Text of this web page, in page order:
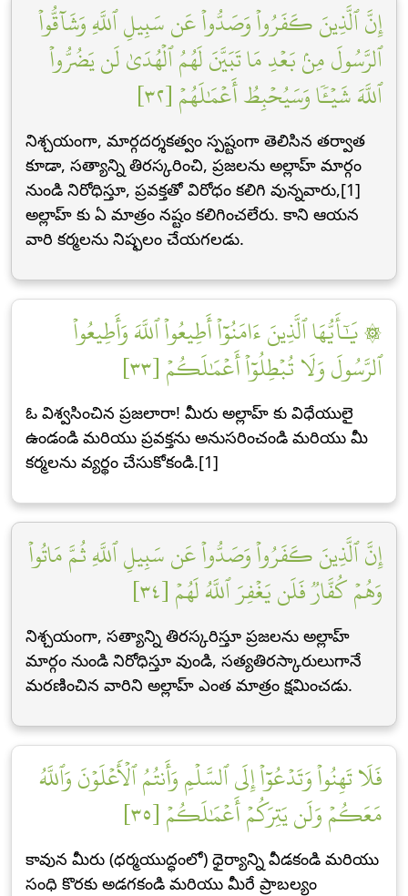
إِنَّ ٱلَّذِينَ كَفَرُواْ وَصَدُّواْ عَن سَبِيلِ ٱللَّهِ وَشَآقُّواْ
ٱلرَّسُولَ مِنۢ بَعۡدِ مَا تَبَيَّنَ لَهُمُ ٱلۡهُدَىٰ لَن يَضُرُّواْ
ٱللَّهَ شَيۡـٔٗا وَسَيُحۡبِطُ أَعۡمَٰلَهُمۡ [٣٢]
నిశ్చయంగా, మార్గదర్శకత్వం స్పష్టంగా తెలిసిన తర్వాత
కూడా, సత్యాన్ని తిరస్కరించి, ప్రజలను అల్లాహ్ మార్గం
నుండి నిరోధిస్తూ, ప్రవక్తతో విరోధం కలిగి వున్నవారు,[1]
అల్లాహ్ కు ఏ మాత్రం నష్టం కలిగించలేరు. కాని ఆయన
వారి కర్మలను నిష్ఫలం చేయగలడు.
۞ يَٰٓأَيُّهَا ٱلَّذِينَ ءَامَنُوٓاْ أَطِيعُواْ ٱللَّهَ وَأَطِيعُواْ
ٱلرَّسُولَ وَلَا تُبۡطِلُوٓاْ أَعۡمَٰلَكُمۡ [٣٣]
ఓ విశ్వసించిన ప్రజలారా! మీరు అల్లాహ్ కు విధేయులై
ఉండండి మరియు ప్రవక్తను అనుసరించండి మరియు మీ
కర్మలను వ్యర్థం చేసుకోకండి.[1]
إِنَّ ٱلَّذِينَ كَفَرُواْ وَصَدُّواْ عَن سَبِيلِ ٱللَّهِ ثُمَّ مَاتُواْ
وَهُمۡ كُفَّارٞ فَلَن يَغۡفِرَ ٱللَّهُ لَهُمۡ [٣٤]
నిశ్చయంగా, సత్యాన్ని తిరస్కరిస్తూ ప్రజలను అల్లాహ్
మార్గం నుండి నిరోధిస్తూ వుండి, సత్యతిరస్కారులుగానే
మరణించిన వారిని అల్లాహ్ ఎంత మాత్రం క్షమించడు.
فَلَا تَهِنُواْ وَتَدۡعُوٓاْ إِلَى ٱلسَّلۡمِ وَأَنتُمُ ٱلۡأَعۡلَوۡنَ وَٱللَّهُ
مَعَكُمۡ وَلَن يَتِرَكُمۡ أَعۡمَٰلَكُمۡ [٣٥]
కావున మీరు (ధర్మయుద్ధంలో) ధైర్యాన్ని వీడకండి మరియు
సంధి కొరకు అడగకండి మరియు మీరే ప్రాబల్యం